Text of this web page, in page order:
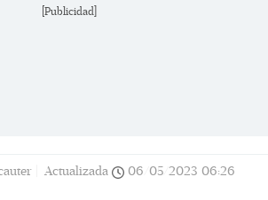
[Publicidad]
| Actualizada 06/05/2023 06:26